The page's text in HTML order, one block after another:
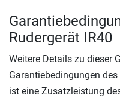
Rudergerät IR40
Weitere Details zu dieser
Garantiebedingungen
ist eine Zusatzleistung